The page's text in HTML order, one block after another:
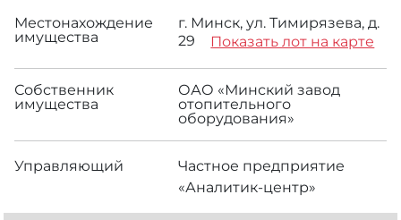
Местонахождение
имущества
г. Минск, ул. Тимирязева, д.
29
Показать лот на карте
Собственник
имущества
ОАО «Минский завод
отопительного
оборудования»
Управляющий
Частное предприятие
«Аналитик-центр»